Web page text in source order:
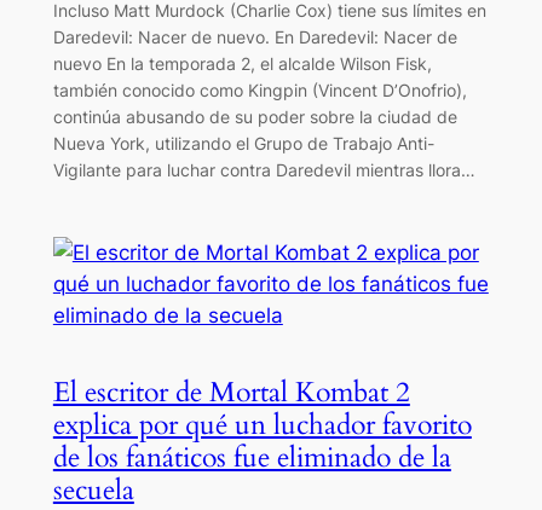
Incluso Matt Murdock (Charlie Cox) tiene sus límites en
Daredevil: Nacer de nuevo. En Daredevil: Nacer de
nuevo En la temporada 2, el alcalde Wilson Fisk,
también conocido como Kingpin (Vincent D’Onofrio),
continúa abusando de su poder sobre la ciudad de
Nueva York, utilizando el Grupo de Trabajo Anti-
Vigilante para luchar contra Daredevil mientras llora…
El escritor de Mortal Kombat 2
explica por qué un luchador favorito
de los fanáticos fue eliminado de la
secuela